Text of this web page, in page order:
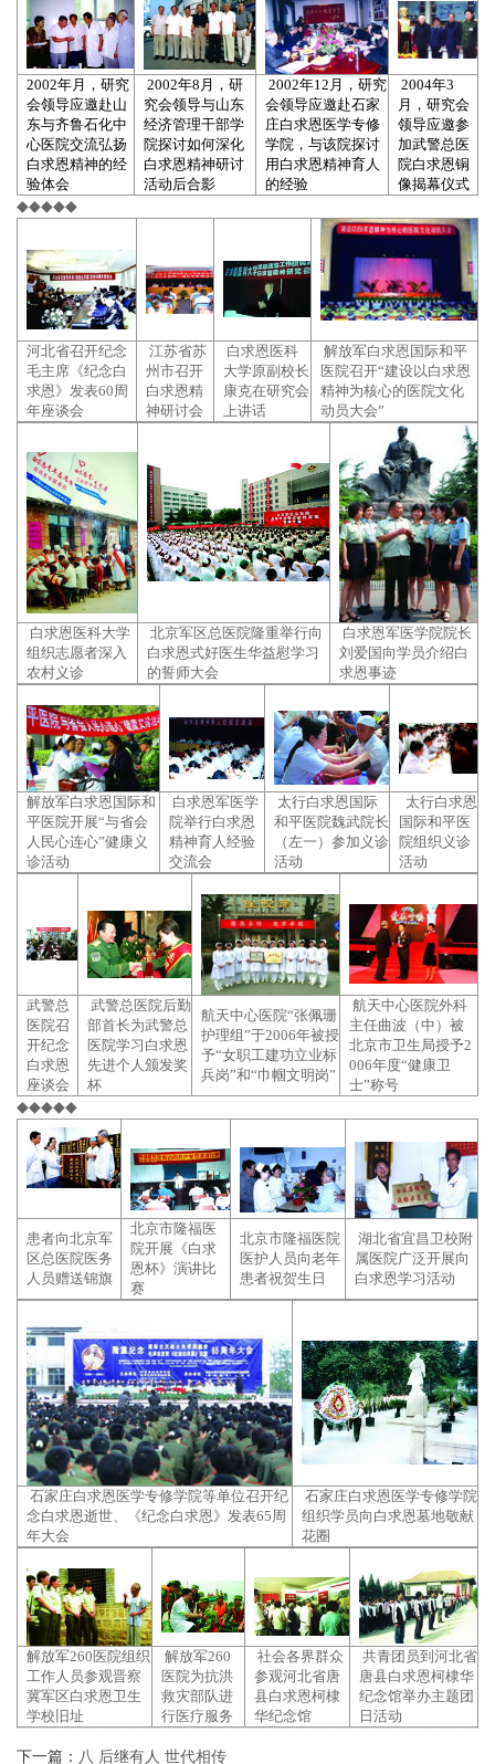
2002年月，研究
会领导应邀赴山
东与齐鲁石化中
心医院交流弘扬
白求恩精神的经
验体会
2002年8月，研
究会领导与山东
经济管理干部学
院探讨如何深化
白求恩精神研讨
活动后合影
2002年12月，研究
会领导应邀赴石家
庄白求恩医学专修
学院，与该院探讨
用白求恩精神育人
的经验
2004年3
月，研究会
领导应邀参
加武警总医
院白求恩铜
像揭幕仪式
◆◆◆◆◆
河北省召开纪念
毛主席《纪念白
求恩》发表60周
年座谈会
江苏省苏
州市召开
白求恩精
神研讨会
白求恩医科
大学原副校长
康克在研究会
上讲话
解放军白求恩国际和平
医院召开“建设以白求恩
精神为核心的医院文化
动员大会”
白求恩医科大学
组织志愿者深入
农村义诊
北京军区总医院隆重举行向
白求恩式好医生华益慰学习
的誓师大会
白求恩军医学院院长
刘爱国向学员介绍白
求恩事迹
解放军白求恩国际和
平医院开展“与省会
人民心连心”健康义
诊活动
白求恩军医学
院举行白求恩
精神育人经验
交流会
太行白求恩国际
和平医院魏武院长
（左一）参加义诊
活动
太行白求恩
国际和平医
院组织义诊
活动
武警总
医院召
开纪念
白求恩
座谈会
武警总医院后勤
部首长为武警总
医院学习白求恩
先进个人颁发奖
杯
航天中心医院“张佩珊
护理组”于2006年被授
予“女职工建功立业标
兵岗”和“巾帼文明岗”
航天中心医院外科
主任曲波（中）被
北京市卫生局授予2
006年度“健康卫
士”称号
◆◆◆◆◆
患者向北京军
区总医院医务
人员赠送锦旗
北京市隆福医
院开展《白求
恩杯》演讲比
赛
北京市隆福医院
医护人员向老年
患者祝贺生日
湖北省宜昌卫校附
属医院广泛开展向
白求恩学习活动
石家庄白求恩医学专修学院等单位召开纪
念白求恩逝世、《纪念白求恩》发表65周
年大会
石家庄白求恩医学专修学院
组织学员向白求恩墓地敬献
花圈
解放军260医院组织
工作人员参观晋察
冀军区白求恩卫生
学校旧址
解放军260
医院为抗洪
救灾部队进
行医疗服务
社会各界群众
参观河北省唐
县白求恩柯棣
华纪念馆
共青团员到河北省
唐县白求恩柯棣华
纪念馆举办主题团
日活动
下一篇： 八 后继有人 世代相传